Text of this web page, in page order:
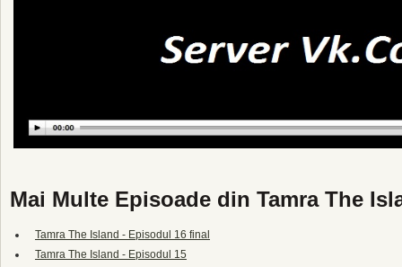
Mai Multe Episoade din Tamra The
Tamra The Island - Episodul 16 final
Tamra The Island - Episodul 15